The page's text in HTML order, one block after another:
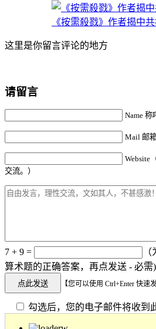
《按需殺戮》作者揭中
这里是你留言评论的地方
请留言
Name 称
Mail 邮
Website
交流。）
7 + 9 =
算术题的正确答案，再点发送 - 必需)
【您可以使用 Ctrl+Enter 快速发
勾选后，您的电子邮件将收到